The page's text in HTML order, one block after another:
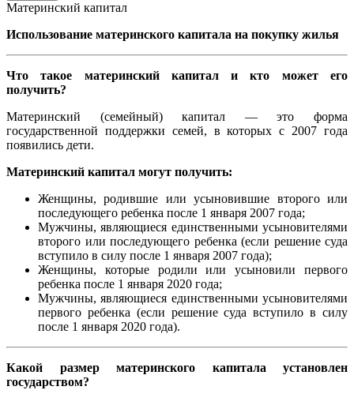
Материнский капитал
Использование материнского капитала на покупку жилья
Что такое материнский капитал и кто может его
получить?
Материнский (семейный) капитал — это форма
государственной поддержки семей, в которых с 2007 года
появились дети.
Материнский капитал могут получить:
Женщины, родившие или усыновившие второго или
последующего ребенка после 1 января 2007 года;
Мужчины, являющиеся единственными усыновителями
второго или последующего ребенка (если решение суда
вступило в силу после 1 января 2007 года);
Женщины, которые родили или усыновили первого
ребенка после 1 января 2020 года;
Мужчины, являющиеся единственными усыновителями
первого ребенка (если решение суда вступило в силу
после 1 января 2020 года).
Какой размер материнского капитала установлен
государством?